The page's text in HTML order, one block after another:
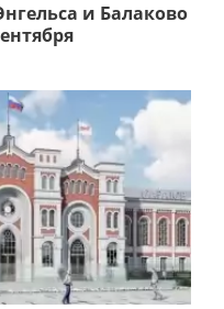
и Балаково